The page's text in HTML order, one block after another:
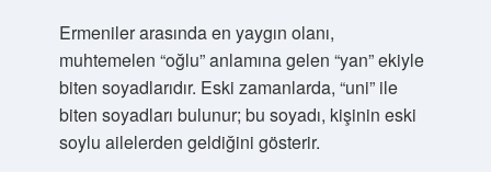
Ermeniler arasında en yaygın olanı,
muhtemelen “oğlu” anlamına gelen “yan” ekiyle
biten soyadlarıdır. Eski zamanlarda, “uni” ile
biten soyadları bulunur; bu soyadı, kişinin eski
soylu ailelerden geldiğini gösterir.